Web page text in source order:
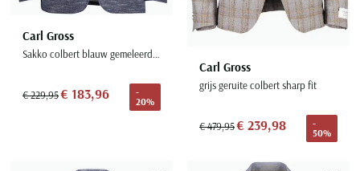
Carl Gross
Sakko colbert blauw gemeleerd normale fit
€ 229,95€ 183,96
-
20%
Carl Gross
grijs geruite colbert sharp fit
€ 479,95€ 239,98
-
50%